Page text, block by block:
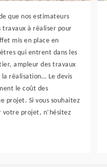
que nos estimateurs
à réaliser pour
mis en place en
qui entrent dans les
ampleur des travaux
réalisation… Le devis
le coût des
projet. Si vous souhaitez
votre projet, n’hésitez